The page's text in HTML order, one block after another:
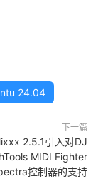
24.04
下一篇
2.5.1引入对DJ
MIDI Fighter
控制器的支持